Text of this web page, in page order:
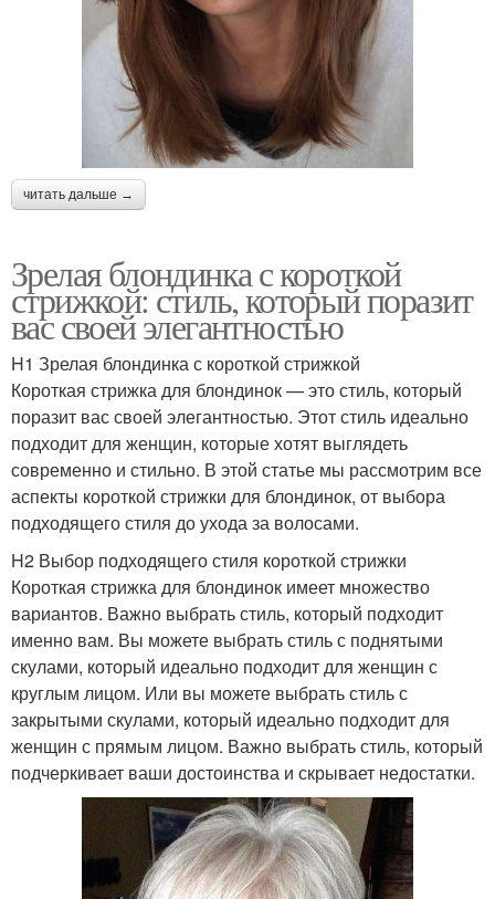
читать дальше →
Зрелая блондинка с короткой
стрижкой: стиль, который поразит
вас своей элегантностью
H1 Зрелая блондинка с короткой стрижкой
Короткая стрижка для блондинок — это стиль, который
поразит вас своей элегантностью. Этот стиль идеально
подходит для женщин, которые хотят выглядеть
современно и стильно. В этой статье мы рассмотрим все
аспекты короткой стрижки для блондинок, от выбора
подходящего стиля до ухода за волосами.
H2 Выбор подходящего стиля короткой стрижки
Короткая стрижка для блондинок имеет множество
вариантов. Важно выбрать стиль, который подходит
именно вам. Вы можете выбрать стиль с поднятыми
скулами, который идеально подходит для женщин с
круглым лицом. Или вы можете выбрать стиль с
закрытыми скулами, который идеально подходит для
женщин с прямым лицом. Важно выбрать стиль, который
подчеркивает ваши достоинства и скрывает недостатки.